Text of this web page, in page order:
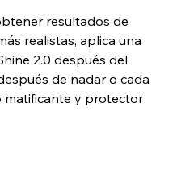
resultados de
realistas, aplica una
2.0 después del
de nadar o cada
matificante y protector